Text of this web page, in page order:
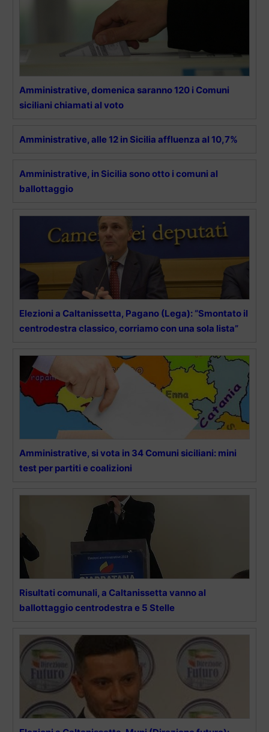
Amministrative, domenica saranno 120 i Comuni
siciliani chiamati al voto
Amministrative, alle 12 in Sicilia affluenza al 10,7%
Amministrative, in Sicilia sono otto i comuni al
ballottaggio
Elezioni a Caltanissetta, Pagano (Lega): “Smontato il
centrodestra classico, corriamo con una sola lista”
Amministrative, si vota in 34 Comuni siciliani: mini
test per partiti e coalizioni
Risultati comunali, a Caltanissetta vanno al
ballottaggio centrodestra e 5 Stelle